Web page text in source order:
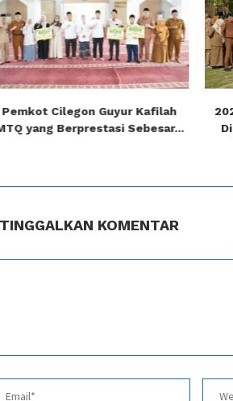
Pemkot Cilegon Guyur Kafilah
yang Berprestasi Sebesar...
TINGGALKAN KOMENTAR